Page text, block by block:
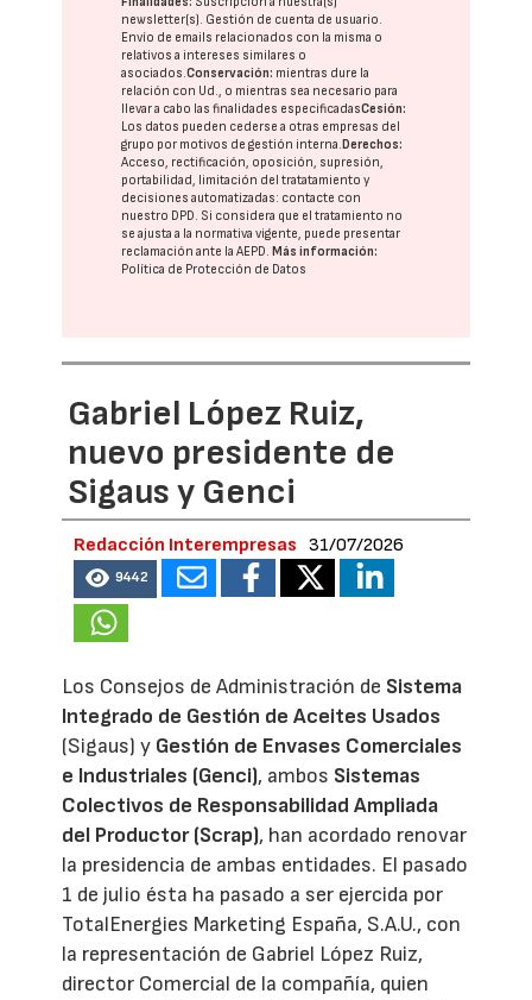
newsletter(s). Gestión de cuenta de usuario.
Envío de emails relacionados con la misma o
relativos a intereses similares o
asociados.Conservación: mientras dure la
relación con Ud., o mientras sea necesario para
llevar a cabo las finalidades especificadasCesión:
Los datos pueden cederse a otras empresas del
grupo por motivos de gestión interna. Derechos:
Acceso, rectificación, oposición, supresión,
portabilidad, limitación del tratatamiento y
decisiones automatizadas: contacte con
nuestro DPD. Si considera que el tratamiento no
se ajusta a la normativa vigente, puede presentar
reclamación ante laAEPD. Más información:
Política de Protección de Datos
Gabriel López Ruiz,
nuevo presidente de
Sigaus y Genci
Redacción Interempresas 31/07/2026
9442
Los Consejos de Administración de Sistema
Integrado de Gestión de Aceites Usados
(Sigaus) y Gestión de Envases Comerciales
e Industriales (Genci), ambos Sistemas
Colectivos de Responsabilidad Ampliada
del Productor (Scrap), han acordado renovar
la presidencia de ambas entidades. El pasado
1 de julio ésta ha pasado a ser ejercida por
TotalEnergies Marketing España, S.A.U., con
la representación de Gabriel López Ruiz,
director Comercial de la compañía, quien